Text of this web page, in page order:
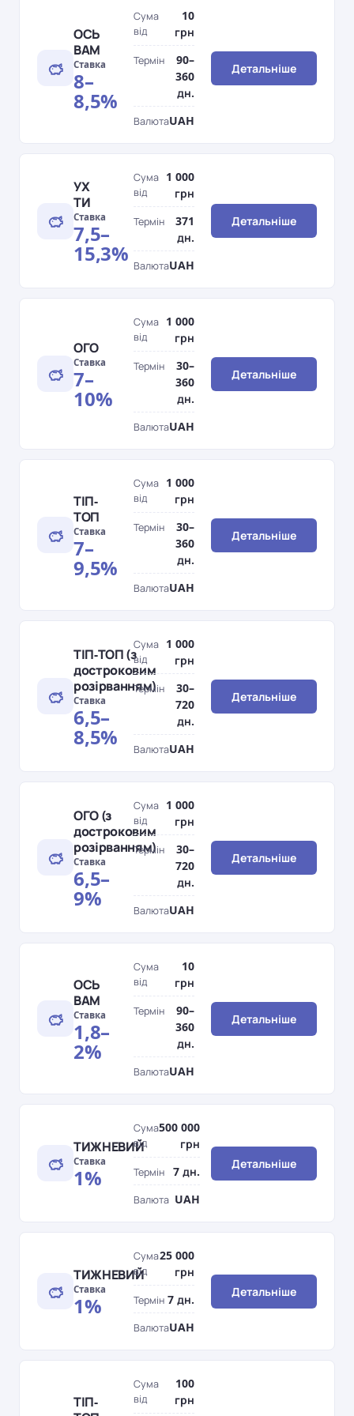
ОСЬ
ВАМ
Ставка
8–
8,5%
Сума
від
10
грн
Термін
90–
360
дн.
ВалютаUAH
Детальніше
УХ
ТИ
Ставка
7,5–
15,3%
Сума
від
1 000
грн
Термін
371
дн.
ВалютаUAH
Детальніше
ОГО
Ставка
7–
10%
Сума
від
1 000
грн
Термін
30–
360
дн.
ВалютаUAH
Детальніше
ТІП-
ТОП
Ставка
7–
9,5%
Сума
від
1 000
грн
Термін
30–
360
дн.
ВалютаUAH
Детальніше
ТІП-ТОП (з
достроковим
розірванням)
Ставка
6,5–
8,5%
Сума
від
1 000
грн
Термін
30–
720
дн.
ВалютаUAH
Детальніше
ОГО (з
достроковим
розірванням)
Ставка
6,5–
9%
Сума
від
1 000
грн
Термін
30–
720
дн.
ВалютаUAH
Детальніше
ОСЬ
ВАМ
Ставка
1,8–
2%
Сума
від
10
грн
Термін
90–
360
дн.
ВалютаUAH
Детальніше
ТИЖНЕВИЙ
Ставка
1%
Сума
від
500 000
грн
Термін 7 дн.
Валюта UAH
Детальніше
ТИЖНЕВИЙ
Ставка
1%
Сума
від
25 000
грн
Термін 7 дн.
ВалютаUAH
Детальніше
ТІП-
Сума
від
100
грн